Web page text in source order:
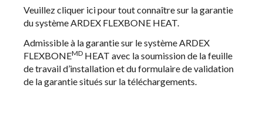
Veuillezcliquer icipour tout connaître sur la garantie
du système ARDEX FLEXBONE HEAT.
Admissible à la garantie sur le système ARDEX
FLEXBONEMD HEAT avec la soumission de la feuille
de travail d’installation et du formulaire de validation
de la garantie situés sur la téléchargements.